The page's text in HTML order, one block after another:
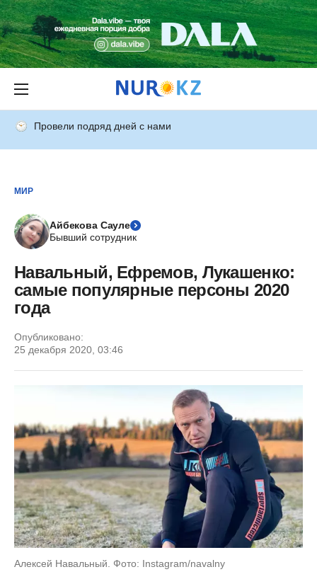
Провели подряд дней с нами
МИР
Айбекова Сауле
Бывший сотрудник
Навальный, Ефремов, Лукашенко:
самые популярные персоны 2020
года
Опубликовано:
25 декабря 2020, 03:46
Алексей Навальный. Фото: Instagram/navalny